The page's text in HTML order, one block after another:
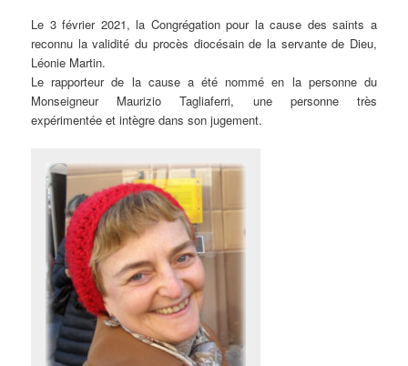
Le 3 février 2021, la Congrégation pour la cause des saints a
reconnu la validité du procès diocésain de la servante de Dieu,
Léonie Martin.
Le rapporteur de la cause a été nommé en la personne du
Monseigneur Maurizio Tagliaferri, une personne très
expérimentée et intègre dans son jugement.